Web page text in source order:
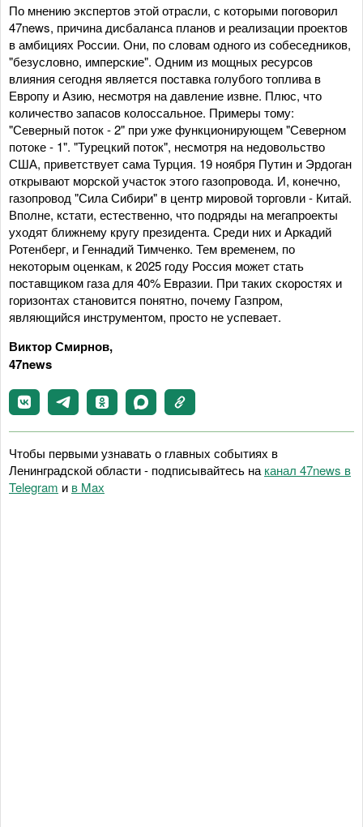
По мнению экспертов этой отрасли, с которыми поговорил
47news, причина дисбаланса планов и реализации проектов
в амбициях России. Они, по словам одного из собеседников,
"безусловно, имперские". Одним из мощных ресурсов
влияния сегодня является поставка голубого топлива в
Европу и Азию, несмотря на давление извне. Плюс, что
количество запасов колоссальное. Примеры тому:
"Северный поток - 2" при уже функционирующем "Северном
потоке - 1". "Турецкий поток", несмотря на недовольство
США, приветствует сама Турция. 19 ноября Путин и Эрдоган
открывают морской участок этого газопровода. И, конечно,
газопровод "Сила Сибири" в центр мировой торговли - Китай.
Вполне, кстати, естественно, что подряды на мегапроекты
уходят ближнему кругу президента. Среди них и Аркадий
Ротенберг, и Геннадий Тимченко. Тем временем, по
некоторым оценкам, к 2025 году Россия может стать
поставщиком газа для 40% Евразии. При таких скоростях и
горизонтах становится понятно, почему Газпром,
являющийся инструментом, просто не успевает.
Виктор Смирнов,
47news
Чтобы первыми узнавать о главных событиях в
Ленинградской области - подписывайтесь на канал 47news в
Telegram и в Maх